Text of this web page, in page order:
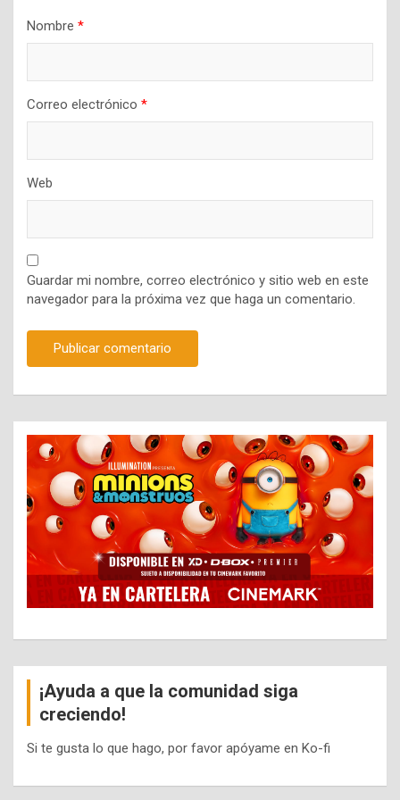
Nombre *
Correo electrónico *
Web
Guardar mi nombre, correo electrónico y sitio web en este
navegador para la próxima vez que haga un comentario.
¡Ayuda a que la comunidad siga
creciendo!
Si te gusta lo que hago, por favor apóyame en Ko-fi